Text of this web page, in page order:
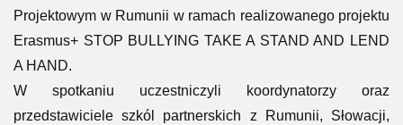
Projektowym w Rumunii w ramach realizowanego projektu
Erasmus+ STOP BULLYING TAKE A STAND AND LEND
A HAND.
W spotkaniu uczestniczyli koordynatorzy oraz
przedstawiciele szkól partnerskich z Rumunii, Słowacji,